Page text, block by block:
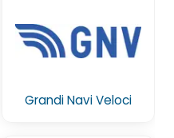
Grandi Navi Veloci